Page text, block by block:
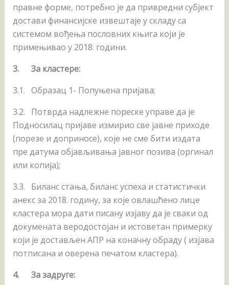
правне форме, потребно је да привредни субјект
достави финансијске извештаје у складу са
системом вођења пословних књига који је
примењивао у 2018. години.
3. За кластере:
3.1. Образац 1- Попуњена пријава;
3.2. Потврда надлежне пореске управе да је
Подносилац пријаве измирио све јавне приходе
(порезе и доприносе), које не сме бити издата
пре датума објављивања јавног позива (оргинал
или копија);
3.3. Биланс стања, биланс успеха и статистички
анекс за 2018. годину, за које овлашћено лице
кластера мора дати писану изјаву да је сваки од
докумената веродостојан и истоветан примерку
који је достављен АПР на коначну обраду ( изјава
потписана и оверена печатом кластера).
4. За задруге: